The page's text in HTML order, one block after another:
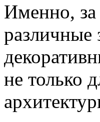
Именно, за
различные
не только